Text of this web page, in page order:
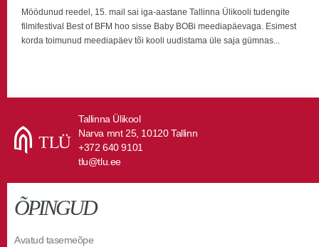
Möödunud reedel, 15. mail sai iga-aastane Tallinna Ülikooli tudengite
filmifestival Best of BFM hoo sisse Baby BOBi meediapäevaga. Esimest
korda toimunud meediapäev tõi kooli uudistama üle saja gümnas...
Tallinna Ülikool
Narva mnt 25, 10120 Tallinn
+372 640 9101
tlu@tlu.ee
ÕPINGUD
Avatud tasemeõpe